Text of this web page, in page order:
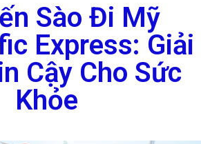
Sào Đi Mỹ
Express: Giải
Cậy Cho Sức
Khỏe